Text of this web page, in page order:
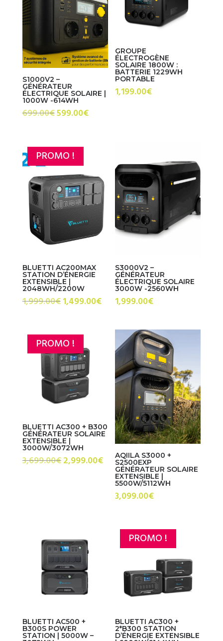
S1000V2 –
GÉNÉRATEUR
ÉLECTRIQUE SOLAIRE |
1000W -614WH
699.00€Le
était :
699.00€.
599.00€Le
599.00€.
GROUPE
ÉLECTROGÈNE
SOLAIRE 1800W :
BATTERIE 1229WH
PORTABLE
1,199.00€
PROMO !
BLUETTI AC200MAX
STATION D’ÉNERGIE
EXTENSIBLE |
2048WH/2200W
1,999.00€Le
était :
1,999.00€.
1,499.00€Le
actuel
1,499.00€.
S3000V2 –
GÉNÉRATEUR
ÉLECTRIQUE SOLAIRE
3000W -2560WH
1,999.00€
PROMO !
BLUETTI AC300 + B300
GÉNÉRATEUR SOLAIRE
EXTENSIBLE |
3000W/3072WH
3,699.00€Le
2,999.00€Le
prix
actuel
est :
AQIILA S3000 +
S2500EXP
GÉNÉRATEUR SOLAIRE
EXTENSIBLE |
5500W/5112WH
3,099.00€
BLUETTI AC500 +
B300S POWER
STATION | 5000W –
PROMO !
BLUETTI AC300 +
2*B300 STATION
D’ÉNERGIE EXTENSIBLE